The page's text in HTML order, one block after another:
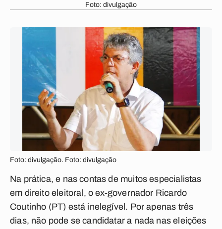
Foto: divulgação
Foto: divulgação. Foto: divulgação
Na prática, e nas contas de muitos especialistas
em direito eleitoral, o ex-governador Ricardo
Coutinho (PT) está inelegível. Por apenas três
dias, não pode se candidatar a nada nas eleições